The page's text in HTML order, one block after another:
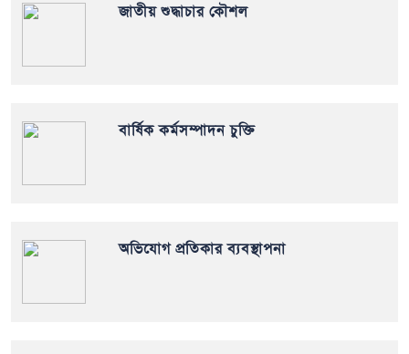
জাতীয় শুদ্ধাচার কৌশল
বার্ষিক কর্মসম্পাদন চুক্তি
অভিযোগ প্রতিকার ব্যবস্থাপনা